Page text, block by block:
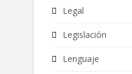
Legal
Legislación
Lenguaje